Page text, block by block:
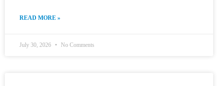
READ MORE »
July 30, 2026 No Comments